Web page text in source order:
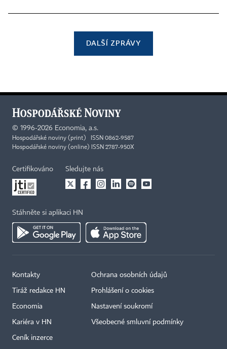
DALŠÍ ZPRÁVY
© 1996-2026 Economia, a.s.
Hospodářské noviny (print) ISSN 0862-9587
Hospodářské noviny (online) ISSN 2787-950X
Certifikováno Sledujte nás
Stáhněte si aplikaci HN
Kontakty
Tiráž redakce HN
Economia
Kariéra v HN
Ceník inzerce
Ochrana osobních údajů
Prohlášení o cookies
Nastavení soukromí
Všeobecné smluvní podmínky